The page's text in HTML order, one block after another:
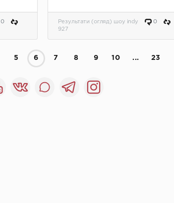
добавлено видео шоу.
Результати (огляд) шоу indy
0
927
5 6 7 8 9 10 ... 23